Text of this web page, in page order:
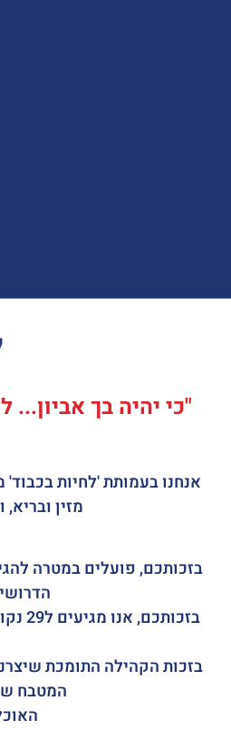
"כי יהיה בך
אנחנו בעמותת 'לחיות
מזין
בזכותכם, פועלים במטרה
בזכות הקהילה התומכת
המטבח שלנו מבשל